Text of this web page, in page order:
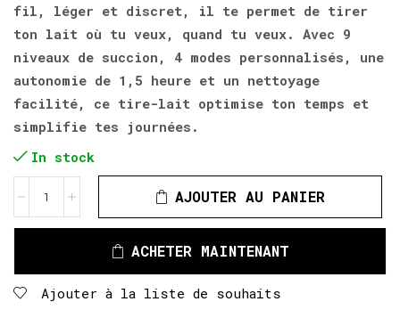
fil, léger et discret, il te permet de tirer
ton lait où tu veux, quand tu veux. Avec 9
niveaux de succion, 4 modes personnalisés, une
autonomie de 1,5 heure et un nettoyage
facilité, ce tire-lait optimise ton temps et
simplifie tes journées.
In stock
AJOUTER AU PANIER
ACHETER MAINTENANT
Ajouter à la liste de souhaits